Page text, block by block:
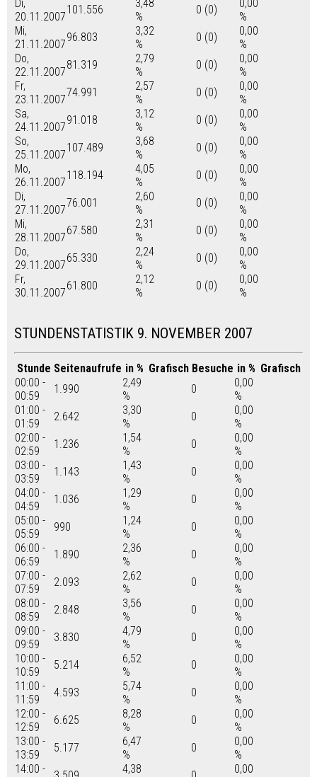
Di,
20.11.2007
101.556
3,48
%
0 (0)
0,00
%
Mi,
21.11.2007
96.803
3,32
%
0 (0)
0,00
%
Do,
22.11.2007
81.319
2,79
%
0 (0)
0,00
%
Fr,
23.11.2007
74.991
2,57
%
0 (0)
0,00
%
Sa,
24.11.2007
91.018
3,12
%
0 (0)
0,00
%
So,
25.11.2007
107.489
3,68
%
0 (0)
0,00
%
Mo,
26.11.2007
118.194
4,05
%
0 (0)
0,00
%
Di,
27.11.2007
76.001
2,60
%
0 (0)
0,00
%
Mi,
28.11.2007
67.580
2,31
%
0 (0)
0,00
%
Do,
29.11.2007
65.330
2,24
%
0 (0)
0,00
%
Fr,
30.11.2007
61.800
2,12
%
0 (0)
0,00
%
STUNDENSTATISTIK 9. NOVEMBER 2007
Stunde Seitenaufrufe in % Grafisch Besuche in % Grafisch
00:00 -
00:59
1.990
2,49
%
0
0,00
%
01:00 -
01:59
2.642
3,30
%
0
0,00
%
02:00 -
02:59
1.236
1,54
%
0
0,00
%
03:00 -
03:59
1.143
1,43
%
0
0,00
%
04:00 -
04:59
1.036
1,29
%
0
0,00
%
05:00 -
05:59
990
1,24
%
0
0,00
%
06:00 -
06:59
1.890
2,36
%
0
0,00
%
07:00 -
07:59
2.093
2,62
%
0
0,00
%
08:00 -
08:59
2.848
3,56
%
0
0,00
%
09:00 -
09:59
3.830
4,79
%
0
0,00
%
10:00 -
10:59
5.214
6,52
%
0
0,00
%
11:00 -
11:59
4.593
5,74
%
0
0,00
%
12:00 -
12:59
6.625
8,28
%
0
0,00
%
13:00 -
13:59
5.177
6,47
%
0
0,00
%
14:00 -
4,38
0,00